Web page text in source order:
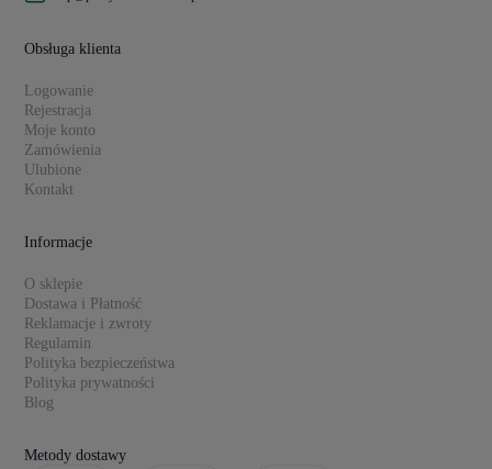
Obsługa klienta
Logowanie
Rejestracja
Moje konto
Zamówienia
Ulubione
Kontakt
Informacje
O sklepie
Dostawa i Płatność
Reklamacje i zwroty
Regulamin
Polityka bezpieczeństwa
Polityka prywatności
Blog
Metody dostawy